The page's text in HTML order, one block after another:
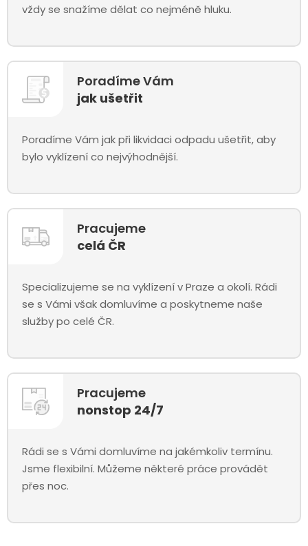
vždy se snažíme dělat co nejméně hluku.
Poradíme Vám
jak ušetřit
Poradíme Vám jak při likvidaci odpadu ušetřit, aby
bylo vyklízení co nejvýhodnější.
Pracujeme
celá ČR
Specializujeme se na vyklízení v Praze a okolí. Rádi
se s Vámi však domluvíme a poskytneme naše
služby po celé ČR.
Pracujeme
nonstop 24/7
Rádi se s Vámi domluvíme na jakémkoliv termínu.
Jsme flexibilní. Můžeme některé práce provádět
přes noc.